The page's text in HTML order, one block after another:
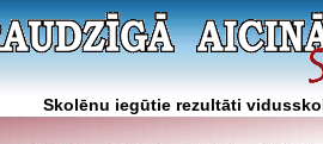
Skolēnu iegūtie rezultāti